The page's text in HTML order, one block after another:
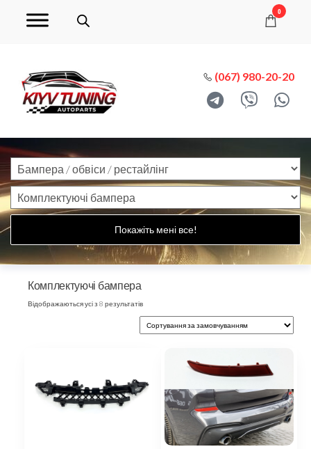
0
(067) 980-20-20
Покажіть мені все!
Комплектуючі бампера
Відображаються усі з 8 результатів